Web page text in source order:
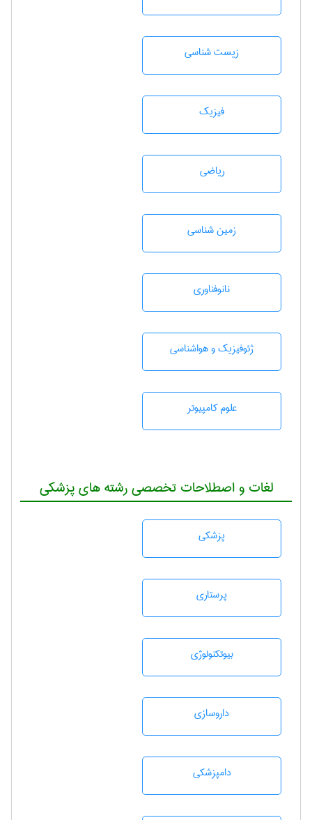
زيست شناسی
فیزیک
رياضی
زمين شناسی
نانوفناوری
ژئوفيزيك و هواشناسی
علوم کامپیوتر
لغات و اصطلاحات تخصصی رشته های پزشکی
پزشكی
پرستاری
بيوتكنولوژی
داروسازی
دامپزشكی